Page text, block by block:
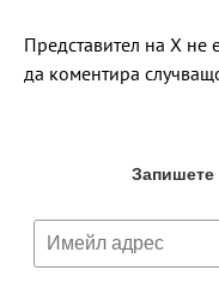
Представител на X не
да коментира